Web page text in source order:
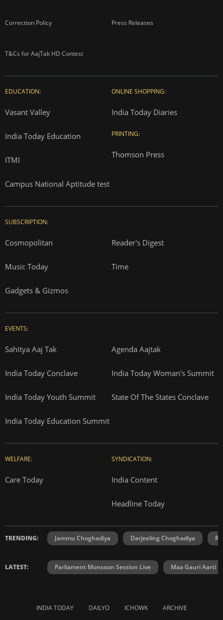
Correction Policy Press Releases
T&Cs for AajTak HD Contest
EDUCATION:
Vasant Valley
India Today Education
ITMI
Campus National Aptitude test
ONLINE SHOPPING:
India Today Diaries
PRINTING:
Thomson Press
SUBSCRIPTION:
Cosmopolitan Reader's Digest
Music Today Time
Gadgets & Gizmos
EVENTS:
Sahitya Aaj Tak Agenda Aajtak
India Today Conclave India Today Woman's Summit
India Today Youth Summit State Of The States Conclave
India Today Education Summit
WELFARE:
Care Today
SYNDICATION:
India Content
Headline Today
TRENDING: Jammu Choghadiya Darjeeling Choghadiya
LATEST: Parliament Monsoon Session Live Maa Gauri Aarti
INDIA TODAY DAILYO ICHOWK ARCHIVE